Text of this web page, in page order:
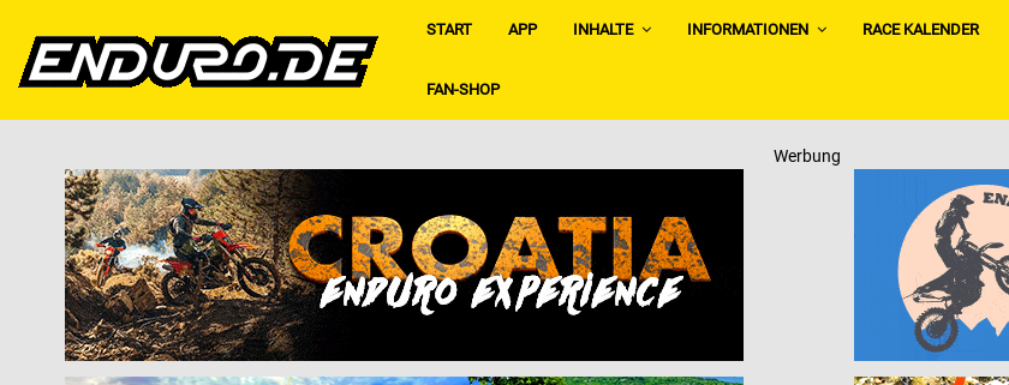
START APP INHALTE INFORMATIONEN RACE KALENDER
FAN-SHOP
Werbung